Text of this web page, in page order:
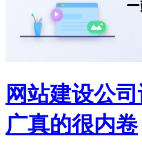
网站建设公
广真的很内卷